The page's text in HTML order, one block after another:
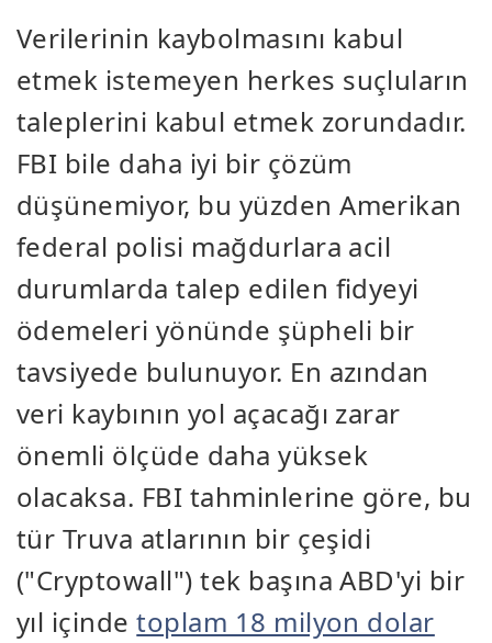
Verilerinin kaybolmasını kabul
etmek istemeyen herkes suçluların
taleplerini kabul etmek zorundadır.
FBI bile daha iyi bir çözüm
düşünemiyor, bu yüzden Amerikan
federal polisi mağdurlara acil
durumlarda talep edilen fidyeyi
ödemeleri yönünde şüpheli bir
tavsiyede bulunuyor. En azından
veri kaybının yol açacağı zarar
önemli ölçüde daha yüksek
olacaksa. FBI tahminlerine göre, bu
tür Truva atlarının bir çeşidi
("Cryptowall") tek başına ABD'yi bir
yıl içindetoplam 18 milyon dolar